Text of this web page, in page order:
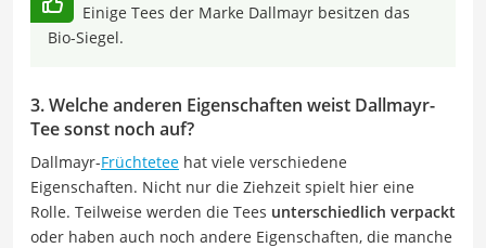
Einige Tees der Marke Dallmayr besitzen das
Bio-Siegel.
3. Welche anderen Eigenschaften weist Dallmayr-
Tee sonst noch auf?
Dallmayr-Früchtetee hat viele verschiedene
Eigenschaften. Nicht nur die Ziehzeit spielt hier eine
Rolle. Teilweise werden die Tees unterschiedlich verpackt
oder haben auch noch andere Eigenschaften, die manche